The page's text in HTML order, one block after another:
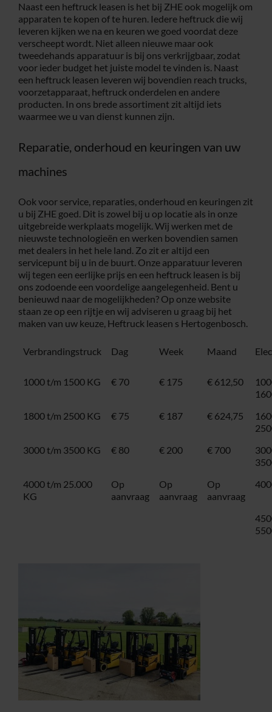
Naast een heftruck leasen is het bij ZHE ook mogelijk om
apparaten te kopen of te huren. Iedere heftruck die wij
leveren kijken we na en keuren we goed voordat deze
verscheept wordt. Niet alleen nieuwe maar ook
tweedehands apparatuur is bij ons verkrijgbaar, zodat
voor ieder budget het juiste model te vinden is. Naast
een heftruck leasen leveren wij bovendien reach trucks,
voorzetapparaat, heftruck onderdelen en andere
producten. In ons brede assortiment zit altijd iets
waarmee we u van dienst kunnen zijn.
Reparatie, onderhoud en keuringen van uw
machines
Ook voor service, reparaties, onderhoud en keuringen zit
u bij ZHE goed. Dit is zowel bij u op locatie als in onze
uitgebreide werkplaats mogelijk. Wij werken met de
nieuwste technologieën en werken bovendien samen
met dealers in het hele land. Zo zit er altijd een
servicepunt bij u in de buurt. Onze apparatuur leveren
wij tegen een eerlijke prijs en een heftruck leasen is bij
ons zodoende een voordelige aangelegenheid. Bent u
benieuwd naar de mogelijkheden? Op onze website
staan ze op een rijtje en wij adviseren u graag bij het
maken van uw keuze, Heftruck leasen s Hertogenbosch.
Verbrandingstruck Dag Week Maand
1000 t/m 1500 KG € 70 € 175 € 612,50
1800 t/m 2500 KG
€ 75 € 187 € 624,75
3000 t/m 3500 KG
€ 80 € 200 € 700
4000 t/m 25.000
KG
Op
aanvraag
Op
aanvraag
Op
aanvraag